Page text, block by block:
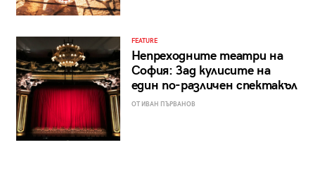
FEATURE
Непреходните театри на
София: Зад кулисите на
един по-различен спектакъл
ОТ ИВАН ПЪРВАНОВ